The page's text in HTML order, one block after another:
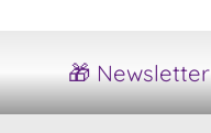
🎁 Newsletter